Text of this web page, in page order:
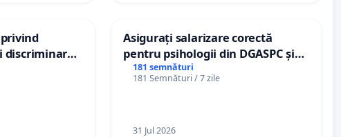
de
„Gorici”
Asigurați salarizare corectă
pentru psihologii din DGASPC și
spitale
181 semnături
181 Semnături / 7 zile
31 Jul 2026